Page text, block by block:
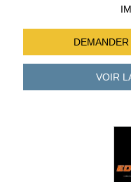
VOIR